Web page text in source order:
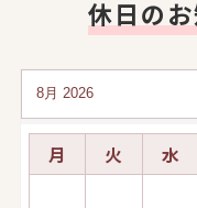
休日の
月 火 水